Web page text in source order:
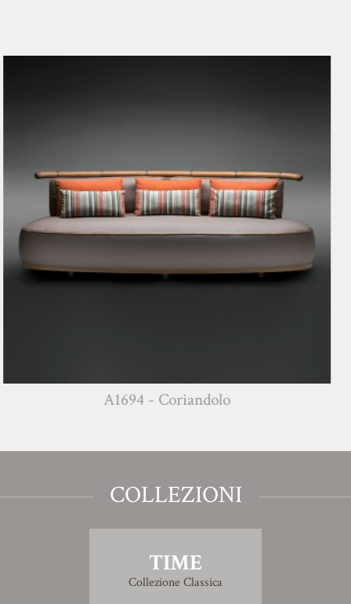
A1694 - Coriandolo
COLLEZIONI
TIME
Collezione Classica